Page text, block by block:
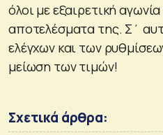
όλοι με εξαιρετική
αποτελέσματα της. Σ΄
ελέγχων και των
μείωση των τιμών!
Σχετικά άρθρα: